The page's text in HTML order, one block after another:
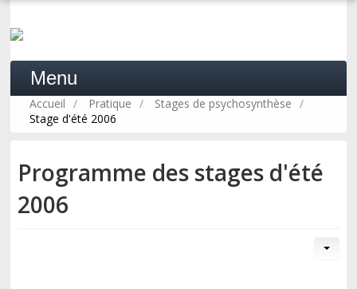
Menu
LA PSYCHOSYNTHÈSE
Accueil / Pratique / Stages de psychosynthèse
/
Stage d'été 2006
Programme des stages d'été
2006